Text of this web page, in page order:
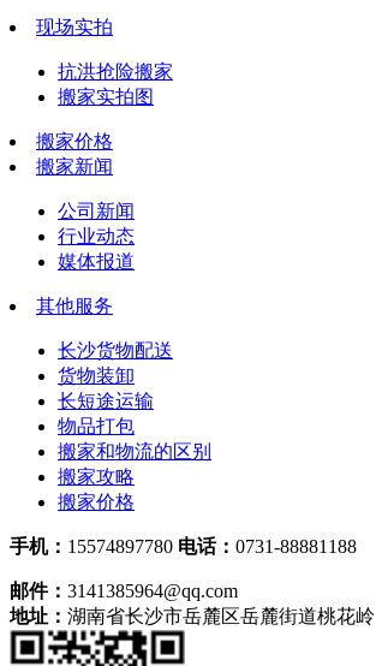
现场实拍
抗洪抢险搬家
搬家实拍图
搬家价格
搬家新闻
公司新闻
行业动态
媒体报道
其他服务
长沙货物配送
货物装卸
长短途运输
物品打包
搬家和物流的区别
搬家攻略
搬家价格
手机： 15574897780 电话： 0731-88881188
邮件： 3141385964@qq.com
地址： 湖南省长沙市岳麓区岳麓街道桃花岭